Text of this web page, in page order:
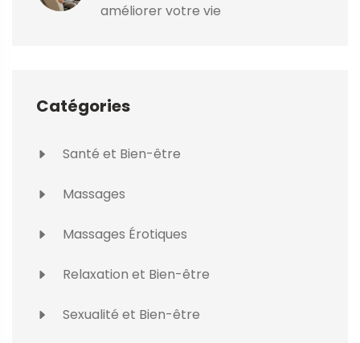
améliorer votre vie
Catégories
Santé et Bien-être
Massages
Massages Érotiques
Relaxation et Bien-être
Sexualité et Bien-être